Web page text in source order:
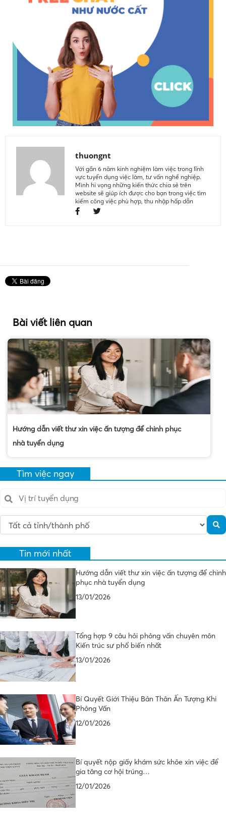
thuongnt
Với gần 6 năm kinh nghiệm làm việc trong lĩnh
vực tuyển dụng việc làm, tư vấn nghề nghiệp.
Mình hi vọng những kiến thức chia sẻ trên
website sẽ giúp ích được cho bạn trong việc tìm
kiếm công việc phù hợp, thu nhập hấp dẫn
Bài viết liên quan
Hướng dẫn viết thư xin việc ấn tượng để chinh phục
nhà tuyển dụng
Tìm việc ngay
Tin mới nhất
Hướng dẫn viết thư xin việc ấn tượng để chinh
phục nhà tuyển dụng
13/01/2026
Tổng hợp 9 câu hỏi phỏng vấn chuyên môn
Kiến trúc sư phổ biến nhất
13/01/2026
Bí Quyết Giới Thiệu Bản Thân Ấn Tượng Khi
Phỏng Vấn
12/01/2026
Bí quyết nộp giấy khám sức khỏe xin việc để
gia tăng cơ hội trúng…
12/01/2026